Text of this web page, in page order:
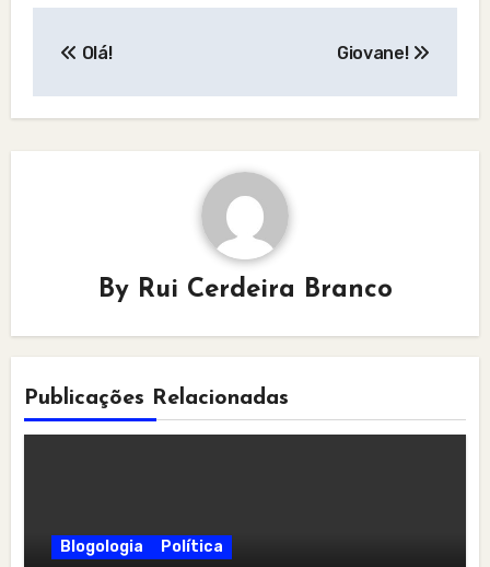
Olá! Giovane!
By Rui Cerdeira Branco
Publicações Relacionadas
Blogologia Política